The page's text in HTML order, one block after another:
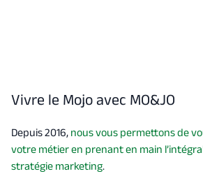
Vivre le Mojo avec MO&JO
Depuis 2016, nous vous permettons de
votre métier en prenant en main
stratégie marketing.